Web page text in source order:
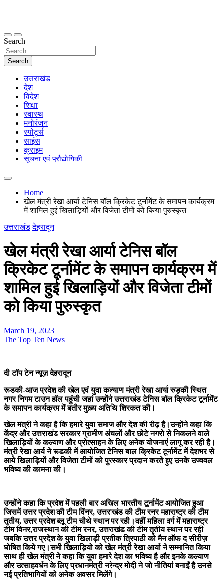
thetoptennews.com
Search
Search
उत्तराखंड
देश
विदेश
शिक्षा
स्वास्थ
मनोरंजन
स्पोर्ट्स
साइंस
क्राइम
सूचना एवं प्रौद्योगिकी
Home
खेल मंत्री रेखा आर्या टेनिस बॉल क्रिकेट टूर्नामेंट के समापन कार्यक्रम
में शामिल हुई खिलाड़ियों और विजेता टीमों को किया पुरुस्कृत
उत्तराखंड देहरादून
खेल मंत्री रेखा आर्या टेनिस बॉल
क्रिकेट टूर्नामेंट के समापन कार्यक्रम में
शामिल हुई खिलाड़ियों और विजेता टीमों
को किया पुरुस्कृत
March 19, 2023
The Top Ten News
दी टॉप टेन न्यूज़ देहरादून
रूडकी-आज प्रदेश की खेल एवं युवा कल्याण मंत्री रेखा आर्या रुड़की स्थित
नगर निगम टाउन हॉल पहुंची जहां उन्होंने उत्तराखंड टेनिस बॉल क्रिकेट टूर्नामेंट
के समापन कार्यक्रम में बतौर मुख़्य अतिथि शिरकत की।
खेल मंत्री ने कहा है कि हमारे युवा समाज और देश की रीढ़ है।उन्होंने कहा कि
केंद्र और उत्तराखंड सरकार ग्रामीण अंचलों और छोटे नगरो से निकलने वाले
खिलाड़ियों के कल्याण और प्रोत्साहन के लिए अनेक योजनाएं लागू कर रही है।
मंत्री रेखा आर्य ने रूडकी में आयोजित टेनिस बाल क्रिकेट टूर्नामेंट में देशभर से
आये खिलाड़ियों और विजेता टीमों को पुरस्कार प्रदान करते हुए उनके उज्ववल
भविष्य की कामना की।
उन्होंने कहा कि प्रदेश में पहली बार अखिल भारतीय टूर्नामेंट आयोजित हुआ
जिसमें उत्तर प्रदेश की टीम विंनर, उत्तराखंड की टीम रनर महाराष्ट्र की टीम
तृतीय, उत्तर प्रदेश ब्लू टीम चौथे स्थान पर रही।वहीं महिला वर्ग में महाराष्ट्र
टीम विनर,राजस्थान की टीम रनर, उत्तराखंड की टीम तृतीय स्थान पर रही
जबकि उत्तर प्रदेश के युवा खिलाड़ी प्रतीक त्रिपाठी को मैन ऑफ द सीरीज़
घोषित किये गए।सभी खिलाड़ियो को खेल मंत्री रेखा आर्या ने सम्मानित किया
साथ ही खेल मंत्री ने कहा कि युवा हमारे देश का भविष्य है और इनके कल्याण
और उत्साहवर्धन के लिए प्रधानमंत्री नरेन्द्र मोदी ने जो नीतियां बनाईं है उनसे
नई प्रतिभागियों को अनेक अवसर मिलेंगे।